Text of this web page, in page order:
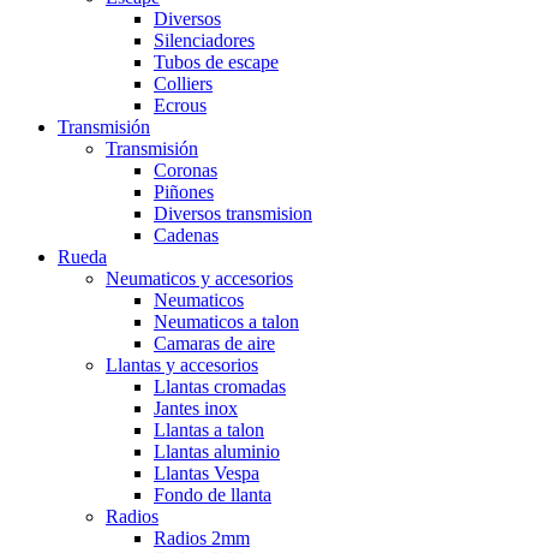
Diversos
Silenciadores
Tubos de escape
Colliers
Ecrous
Transmisión
Transmisión
Coronas
Piñones
Diversos transmision
Cadenas
Rueda
Neumaticos y accesorios
Neumaticos
Neumaticos a talon
Camaras de aire
Llantas y accesorios
Llantas cromadas
Jantes inox
Llantas a talon
Llantas aluminio
Llantas Vespa
Fondo de llanta
Radios
Radios 2mm